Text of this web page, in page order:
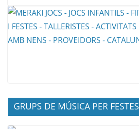
GRUPS DE MÚSICA PER FESTES